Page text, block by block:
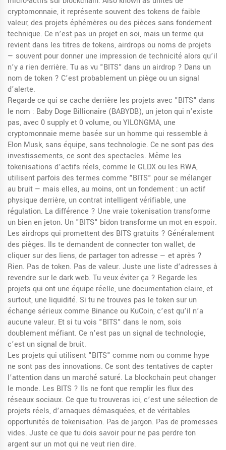
cryptomonnaie, it représente souvent des tokens de faible
valeur, des projets éphémères ou des pièces sans fondement
technique. Ce n’est pas un projet en soi, mais un terme qui
revient dans les titres de tokens, airdrops ou noms de projets
— souvent pour donner une impression de technicité alors qu’il
n’y a rien derrière. Tu as vu "BITS" dans un airdrop ? Dans un
nom de token ? C’est probablement un piège ou un signal
d’alerte.
Regarde ce qui se cache derrière les projets avec "BITS" dans
le nom : Baby Doge Billionaire (BABYDB), un jeton qui n’existe
pas, avec 0 supply et 0 volume, ouYILONGMA, une
cryptomonnaie meme basée sur un homme qui ressemble à
Elon Musk, sans équipe, sans technologie. Ce ne sont pas des
investissements, ce sont des spectacles. Même les
tokenisations d’actifs réels,comme le GLDX ou les RWA,
utilisent parfois des termes comme "BITS" pour se mélanger
au bruit — mais elles, au moins, ont un fondement : un actif
physique derrière, un contrat intelligent vérifiable, une
régulation. La différence ? Une vraie tokenisation transforme
un bien en jeton. Un "BITS" bidon transforme un mot en espoir.
Les airdrops qui promettent des BITS gratuits ? Généralement
des pièges. Ils te demandent de connecter ton wallet, de
cliquer sur des liens, de partager ton adresse — et après ?
Rien. Pas de token. Pas de valeur. Juste une liste d’adresses à
revendre sur le dark web. Tu veux éviter ça ? Regarde les
projets qui ont une équipe réelle, une documentation claire, et
surtout, une liquidité. Si tu ne trouves pas le token sur un
échange sérieux comme Binance ou KuCoin, c’est qu’il n’a
aucune valeur. Et si tu vois "BITS" dans le nom, sois
doublement méfiant. Ce n’est pas un signal de technologie,
c’est un signal de bruit.
Les projets qui utilisent "BITS" comme nom ou comme hype
ne sont pas des innovations. Ce sont des tentatives de capter
l’attention dans un marché saturé. La blockchain peut changer
le monde. Les BITS ? Ils ne font que remplir les flux des
réseaux sociaux. Ce que tu trouveras ici, c’est une sélection de
projets réels, d’arnaques démasquées, et de véritables
opportunités de tokenisation. Pas de jargon. Pas de promesses
vides. Juste ce que tu dois savoir pour ne pas perdre ton
argent sur un mot qui ne veut rien dire.